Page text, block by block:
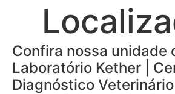
Confira nossa unidade
Laboratório Kether |
Diagnóstico Veterinário